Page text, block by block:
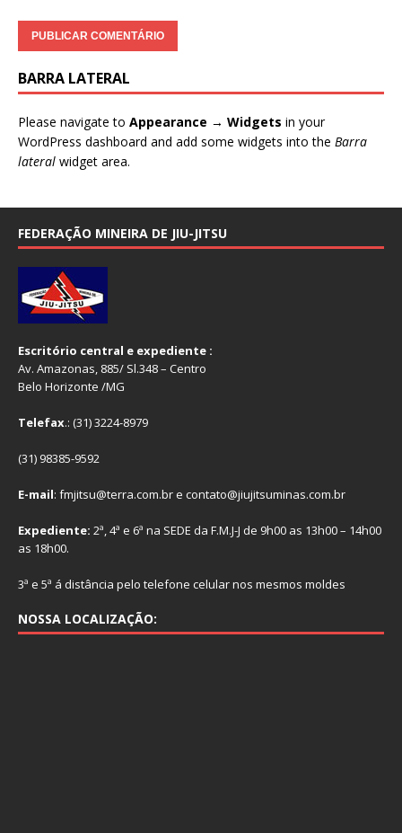
BARRA LATERAL
Please navigate to Appearance → Widgets in your
WordPress dashboard and add some widgets into the Barra
lateral widget area.
FEDERAÇÃO MINEIRA DE JIU-JITSU
Escritório central e expediente :
Av. Amazonas, 885/ Sl.348 – Centro
Belo Horizonte /MG
Telefax.: (31) 3224-8979
(31) 98385-9592
E-mail: fmjitsu@terra.com.br e contato@jiujitsuminas.com.br
Expediente: 2ª, 4ª e 6ª na SEDE da F.M.J-J de 9h00 as 13h00 – 14h00
as 18h00.
3ª e 5ª á distância pelo telefone celular nos mesmos moldes
NOSSA LOCALIZAÇÃO: